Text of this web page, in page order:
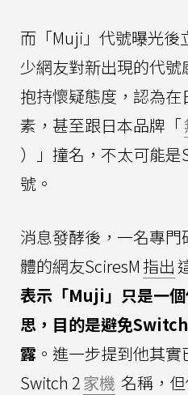
而「Muji」代號曝光後
少網友對新出現的代
抱持懷疑態度，認為
素，甚至跟日本品牌「
）」撞名，不太可能
號。
消息發酵後，一名專
體的網友SciresM指出
表示「Muji」只是一
思，目的是避免
露 。進一步提到他其
Switch 2家機 名稱，